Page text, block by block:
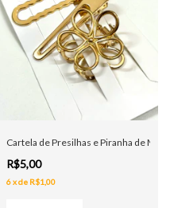
e Prata
Cartela de Presilhas e Piranha de
R$5,00
6 xde R$1,00